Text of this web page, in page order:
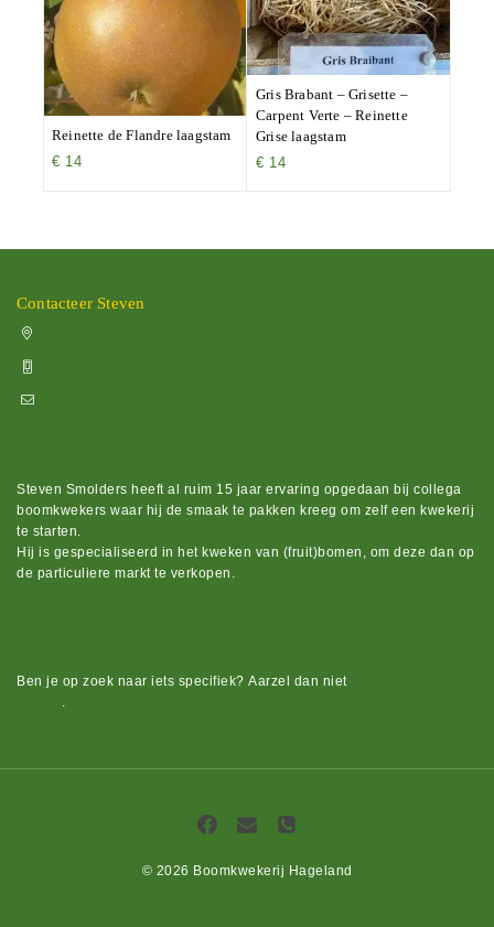
Reinette de Flandre laagstam
€ 14
Gris Brabant – Grisette –
Carpent Verte – Reinette
Grise laagstam
€ 14
Contacteer Steven
Steven Smolders heeft al ruim 15 jaar ervaring opgedaan bij collega
boomkwekers waar hij de smaak te pakken kreeg om zelf een kwekerij
te starten.
Hij is gespecialiseerd in het kweken van (fruit)bomen, om deze dan op
de particuliere markt te verkopen.
Ben je op zoek naar iets specifiek? Aarzel dan niet
.
© 2026 Boomkwekerij Hageland